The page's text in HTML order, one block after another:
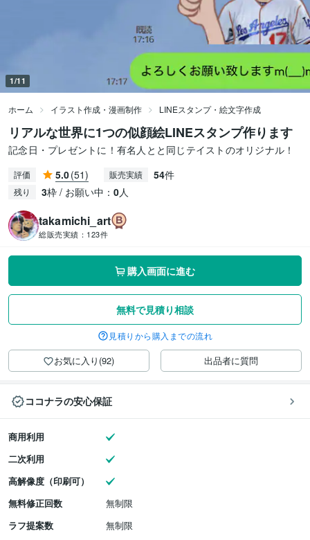
1/11
ホーム イラスト作成・漫画制作 LINEスタンプ・絵文字作成
リアルな世界に1つの似顔絵LINEスタンプ作ります
記念日・プレゼントに！有名人とと同じテイストのオリジナル！
評価 5.0(51) 販売実績 54件
残り 3枠 / お願い中： 0人
takamichi_art
総販売実績： 123件
購入画面に進む
無料で見積り相談
見積りから購入までの流れ
お気に入り(92) 出品者に質問
ココナラの安心保証
商用利用
二次利用
高解像度（印刷可）
無料修正回数
無制限
ラフ提案数
無制限